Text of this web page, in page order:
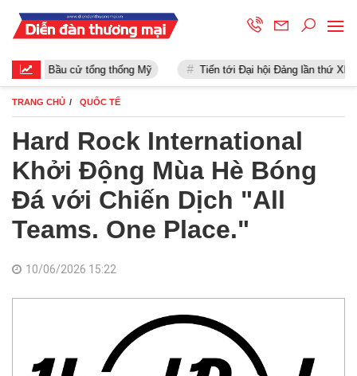
Bầu cử tổng thống Mỹ Tiến tới Đại hội Đảng lần thứ XIII
TRANG CHỦ QUỐC TẾ
Hard Rock International
Khởi Động Mùa Hè Bóng
Đá với Chiến Dịch "All
Teams. One Place."
10/06/2026 15:22